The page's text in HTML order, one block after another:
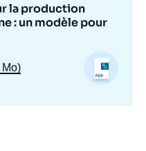
la production
: un modèle pour
Mo)